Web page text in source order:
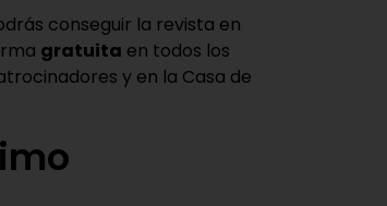
conseguir la revista en
gratuita en todos los
y en la Casa de